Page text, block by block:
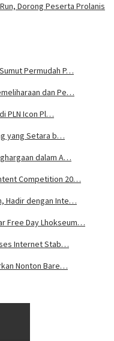
Dorong Peserta Prolanis
Permudah P…
dan Pe…
PLN Icon Pl…
yang Setara b…
dalam A…
Competition 20…
Hadir dengan Inte…
Free Day Lhokseum…
Internet Stab…
Nonton Bare…